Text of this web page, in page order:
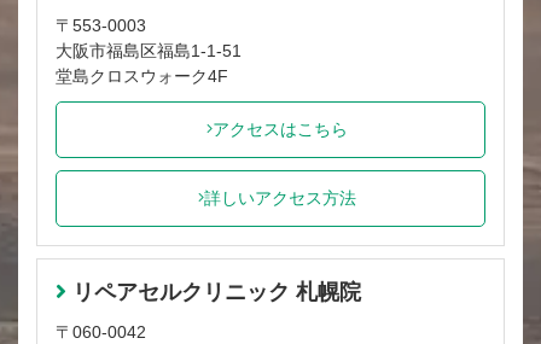
〒553-0003
大阪市福島区福島1-1-51
堂島クロスウォーク4F
アクセスはこちら
詳しいアクセス方法
リペアセルクリニック 札幌院
〒060-0042